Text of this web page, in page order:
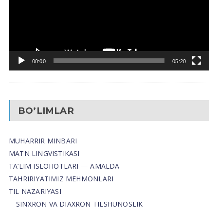
00:00 05:20
BO’LIMLAR
MUHARRIR MINBARI
MATN LINGVISTIKASI
TA’LIM ISLOHOTLARI — AMALDA
TAHRIRIYATIMIZ MEHMONLARI
TIL NAZARIYASI
SINXRON VA DIAXRON TILSHUNOSLIK